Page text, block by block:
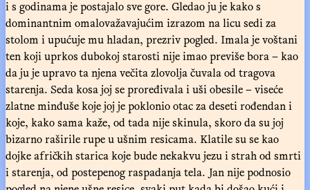
i s godinama je postajalo sve gore. Gledao ju je kako s
dominantnim omalovažavajućim izrazom na licu sedi za
stolom i upućuje mu hladan, prezriv pogled. Imala je voštani
ten koji uprkos dubokoj starosti nije imao previše bora – kao
da ju je upravo ta njena večita zlovolja čuvala od tragova
starenja. Seda kosa joj se proređivala i uši obesile – viseće
zlatne minđuše koje joj je poklonio otac za deseti rođendan i
koje, kako sama kaže, od tada nije skinula, skoro da su joj
bizarno raširile rupe u ušnim resicama. Klatile su se kao
dojke afričkih starica koje bude nekakvu jezu i strah od smrti
i starenja, od postepenog raspadanja tela. Jan nije podnosio